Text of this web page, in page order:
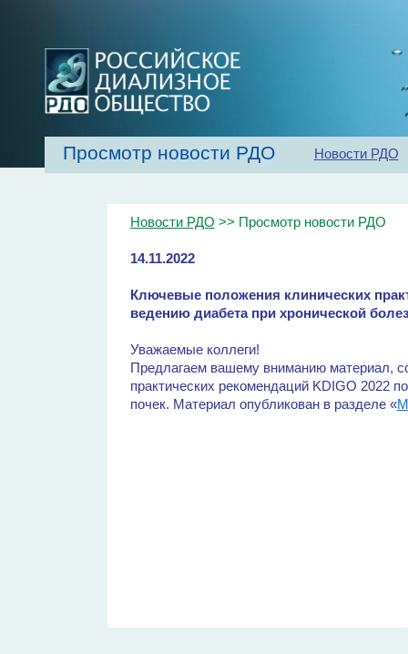
Главная Об обществе Рекомендации
Просмотр новости РДО Новости РДО
Новости РДО >> Просмотр новости РДО
14.11.2022
Ключевые положения клинических
ведению диабета при хронической
Уважаемые коллеги!
Предлагаем вашему вниманию материал,
практических рекомендаций KDIGO 2022
почек. Материал опубликован в разделе «